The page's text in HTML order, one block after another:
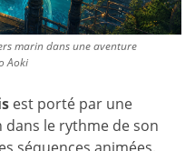
marin dans une aventure
Aoki
est porté par une
dans le rythme de son